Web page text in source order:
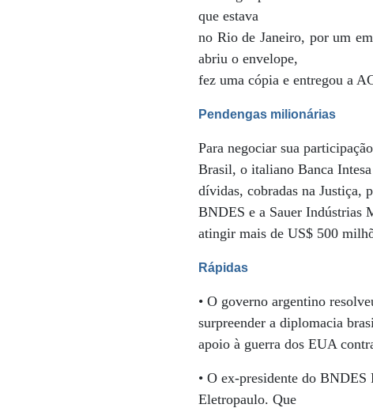
que estava
no Rio de Janeiro, por um
abriu o envelope,
fez uma cópia e entregou a
Pendengas milionárias
Para negociar sua
Brasil, o italiano Banca
dívidas, cobradas na Justiça,
BNDES e a Sauer Indústrias
atingir mais de US$ 500
Rápidas
• O governo argentino
surpreender a diplomacia
apoio à guerra dos EUA
• O ex-presidente do
Eletropaulo. Que